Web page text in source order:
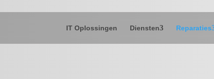
IT Oplossingen Diensten Reparaties